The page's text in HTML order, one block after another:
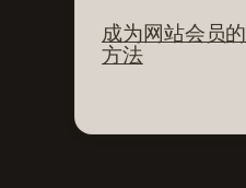
成为网站会员的
方法